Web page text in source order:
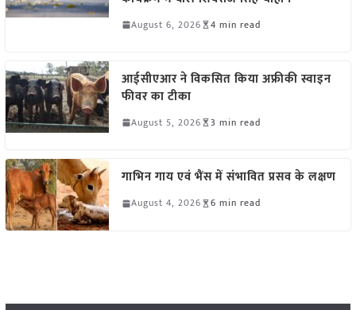
August 6, 2026 4 min read
आईसीएआर ने विकसित किया अफ्रीकी स्वाइन
फीवर का टीका
August 5, 2026 3 min read
गाभिन गाय एवं भैंस में संभावित प्रसव के लक्षण
August 4, 2026 6 min read